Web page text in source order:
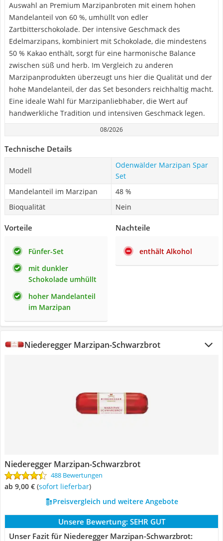
Auswahl an Premium Marzipanbroten mit einem hohen
Mandelanteil von 60 %, umhüllt von edler
Zartbitterschokolade. Der intensive Geschmack des
Edelmarzipans, kombiniert mit Schokolade, die mindestens
50 % Kakao enthält, sorgt für eine harmonische Balance
zwischen süß und herb. Im Vergleich zu anderen
Marzipanprodukten überzeugt uns hier die Qualität und der
hohe Mandelanteil, der das Set besonders reichhaltig macht.
Eine ideale Wahl für Marzipanliebhaber, die Wert auf
handwerkliche Tradition und intensiven Geschmack legen.
08/2026
Technische Details
Modell
Odenwälder Marzipan Spar
Set
Mandelanteil im Marzipan
48 %
Bioqualität
Nein
Vorteile
Fünfer-Set
mit dunkler
Schokolade umhüllt
hoher Mandelanteil
im Marzipan
Nachteile
enthält Alkohol
Niederegger Marzipan-Schwarzbrot
Niederegger Marzipan-Schwarzbrot
488 Bewertungen
ab 9,00 € ( Sofort lieferbar)
Preisvergleich und weitere Angebote
Unsere Bewertung: SEHR GUT
Unser Fazit für Niederegger Marzipan-Schwarzbrot: